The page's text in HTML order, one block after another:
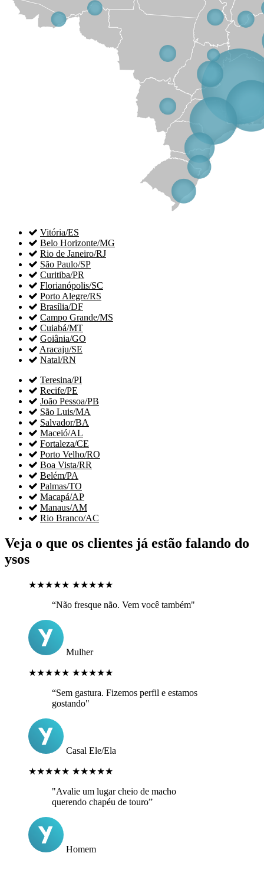
 Vitória/ES
 Belo Horizonte/MG
 Rio de Janeiro/RJ
 São Paulo/SP
 Curitiba/PR
 Florianópolis/SC
 Porto Alegre/RS
 Brasília/DF
 Campo Grande/MS
 Cuiabá/MT
 Goiânia/GO
 Aracaju/SE
 Natal/RN
 Teresina/PI
 Recife/PE
 João Pessoa/PB
 São Luis/MA
 Salvador/BA
 Maceió/AL
 Fortaleza/CE
 Porto Velho/RO
 Boa Vista/RR
 Belém/PA
 Palmas/TO
 Macapá/AP
 Manaus/AM
 Rio Branco/AC
Veja o que os clientes já estão falando do
ysos
★★★★★ ★★★★★
“Não fresque não. Vem você também"
Mulher
★★★★★ ★★★★★
“Sem gastura. Fizemos perfil e estamos
gostando"
Casal Ele/Ela
★★★★★ ★★★★★
"Avalie um lugar cheio de macho
querendo chapéu de touro”
Homem